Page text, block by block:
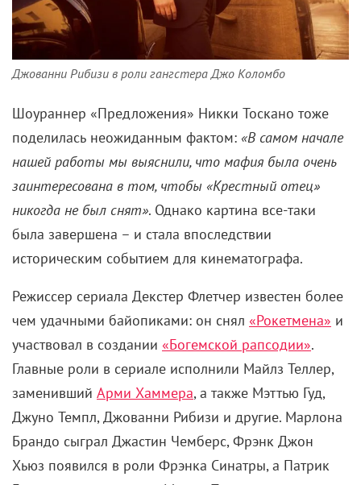
Джованни Рибизи в роли гангстера Джо Коломбо
Шоураннер «Предложения» Никки Тоскано тоже
поделилась неожиданным фактом: «В самом начале
нашей работы мы выяснили, что мафия была очень
заинтересована в том, чтобы «Крестный отец»
никогда не был снят». Однако картина все-таки
была завершена – и стала впоследствии
историческим событием для кинематографа.
Режиссер сериала Декстер Флетчер известен более
чем удачными байопиками: он снял «Рокетмена» и
участвовал в создании «Богемской рапсодии».
Главные роли в сериале исполнили Майлз Теллер,
заменивший Арми Хаммера, а также Мэттью Гуд,
Джуно Темпл, Джованни Рибизи и другие. Марлона
Брандо сыграл Джастин Чемберс, Фрэнк Джон
Хьюз появился в роли Фрэнка Синатры, а Патрик